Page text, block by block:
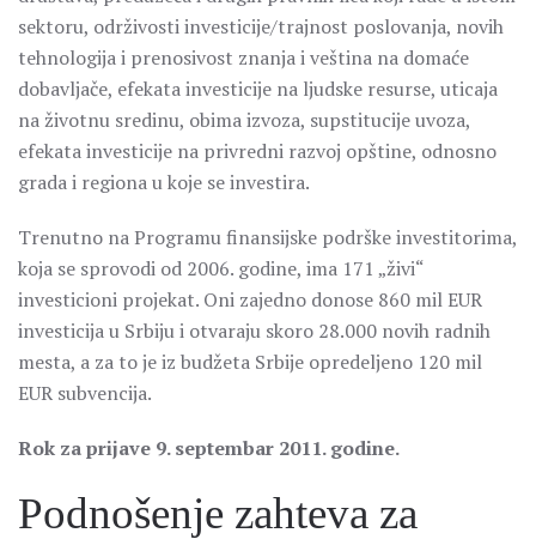
sektoru, održivosti investicije/trajnost poslovanja, novih
tehnologija i prenosivost znanja i veština na domaće
dobavljače, efekata investicije na ljudske resurse, uticaja
na životnu sredinu, obima izvoza, supstitucije uvoza,
efekata investicije na privredni razvoj opštine, odnosno
grada i regiona u koje se investira.
Trenutno na Programu finansijske podrške investitorima,
koja se sprovodi od 2006. godine, ima 171 „živi“
investicioni projekat. Oni zajedno donose 860 mil EUR
investicija u Srbiju i otvaraju skoro 28.000 novih radnih
mesta, a za to je iz budžeta Srbije opredeljeno 120 mil
EUR subvencija.
Rok za prijave 9. septembar 2011. godine.
Podnošenje zahteva za